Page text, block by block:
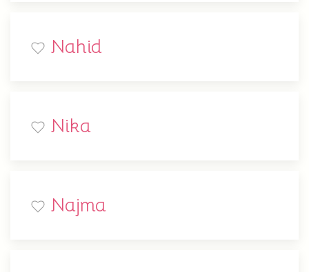
Nahid
Nika
Najma